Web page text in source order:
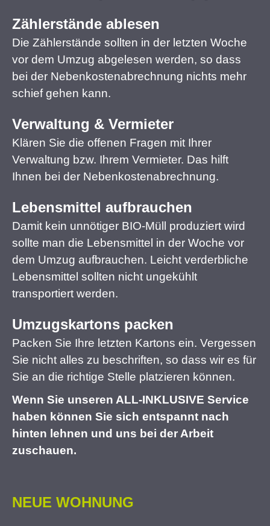
Zählerstände ablesen
Die Zählerstände sollten in der letzten Woche
vor dem Umzug abgelesen werden, so dass
bei der Nebenkostenabrechnung nichts mehr
schief gehen kann.
Verwaltung & Vermieter
Klären Sie die offenen Fragen mit Ihrer
Verwaltung bzw. Ihrem Vermieter. Das hilft
Ihnen bei der Nebenkostenabrechnung.
Lebensmittel aufbrauchen
Damit kein unnötiger BIO-Müll produziert wird
sollte man die Lebensmittel in der Woche vor
dem Umzug aufbrauchen. Leicht verderbliche
Lebensmittel sollten nicht ungekühlt
transportiert werden.
Umzugskartons packen
Packen Sie Ihre letzten Kartons ein. Vergessen
Sie nicht alles zu beschriften, so dass wir es für
Sie an die richtige Stelle platzieren können.
Wenn Sie unseren ALL-INKLUSIVE Service
haben können Sie sich entspannt nach
hinten lehnen und uns bei der Arbeit
zuschauen.
NEUE WOHNUNG